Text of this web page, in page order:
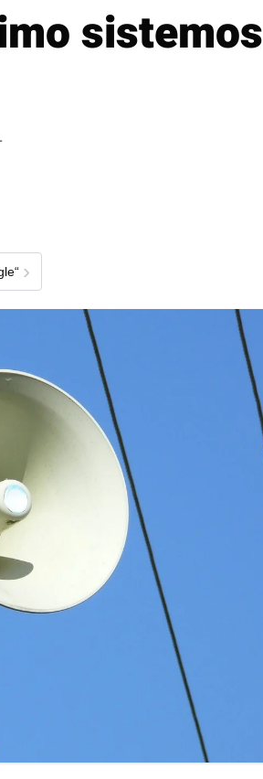
sistemos
›